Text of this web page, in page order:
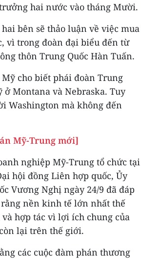
hai nước vào tháng Mười.
bên sẽ thảo luận về việc mua
vì trong đoàn đại biểu đến từ
thôn Trung Quốc Hàn Tuấn.
cho biết phái đoàn Trung
ở Montana và Nebraska. Tuy
Washington mà không đến
Mỹ-Trung mới]
nghiệp Mỹ-Trung tổ chức tại
hội đồng Liên hợp quốc, Ủy
Vương Nghị ngày 24/9 đã đáp
nền kinh tế lớn nhất thế
hợp tác vì lợi ích chung của
lại trên thế giới.
các cuộc đàm phán thương